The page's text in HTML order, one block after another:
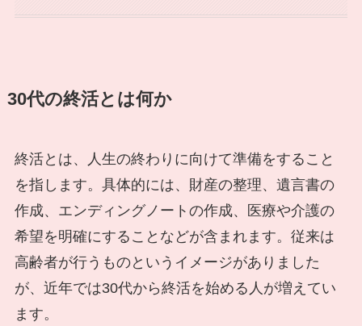
30代の終活とは何か
終活とは、人生の終わりに向けて準備をすること
を指します。具体的には、財産の整理、遺言書の
作成、エンディングノートの作成、医療や介護の
希望を明確にすることなどが含まれます。従来は
高齢者が行うものというイメージがありました
が、近年では30代から終活を始める人が増えてい
ます。